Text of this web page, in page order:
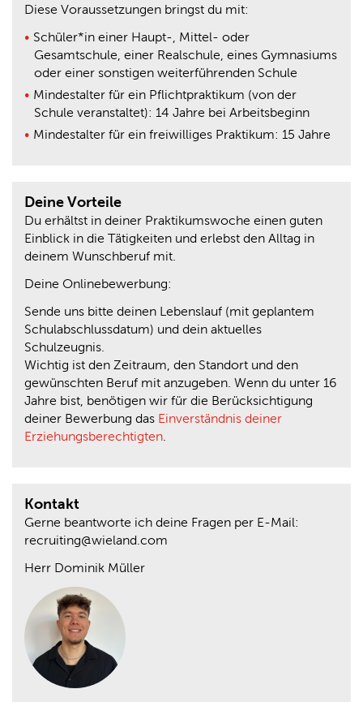
Diese Voraussetzungen bringst du mit:
Schüler*in einer Haupt-, Mittel- oder
Gesamtschule, einer Realschule, eines Gymnasiums
oder einer sonstigen weiterführenden Schule
Mindestalter für ein Pflichtpraktikum (von der
Schule veranstaltet): 14 Jahre bei Arbeitsbeginn
Mindestalter für ein freiwilliges Praktikum: 15 Jahre
Deine Vorteile
Du erhältst in deiner Praktikumswoche einen guten
Einblick in die Tätigkeiten und erlebst den Alltag in
deinem Wunschberuf mit.
Deine Onlinebewerbung:
Sende uns bitte deinen Lebenslauf (mit geplantem
Schulabschlussdatum) und dein aktuelles
Schulzeugnis.
Wichtig ist den Zeitraum, den Standort und den
gewünschten Beruf mit anzugeben. Wenn du unter 16
Jahre bist, benötigen wir für die Berücksichtigung
deiner Bewerbung das Einverständnis deiner
Erziehungsberechtigten
Kontakt
Gerne beantworte ich deine Fragen per E-Mail:
recruiting@wieland.com
Herr Dominik Müller